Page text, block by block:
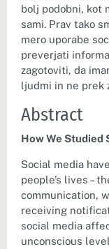
bolj podobni, kot
sami. Prav tako
mero uporabe
preverjati
zagotoviti, da
ljudmi in ne prek
Abstract
How We Studied
Social media
people’s lives –
communication,
receiving
social media
unconscious